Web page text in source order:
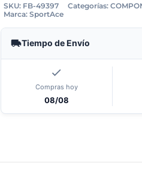
SKU: FB-49397 Categorías:
Marca: SportAce
Tiempo de Envío
Compras hoy
08/08